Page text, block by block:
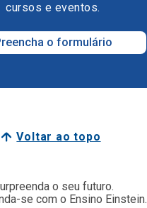
cursos e eventos.
o formulário
Voltar ao topo
o seu futuro.
se com o Ensino Einstein.